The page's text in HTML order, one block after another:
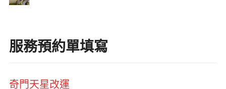
服務預約單填寫
奇門天星改運